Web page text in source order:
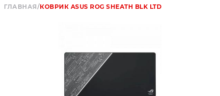
ГЛАВНАЯ/КОВРИК ASUS ROG SHEATH BLK LTD